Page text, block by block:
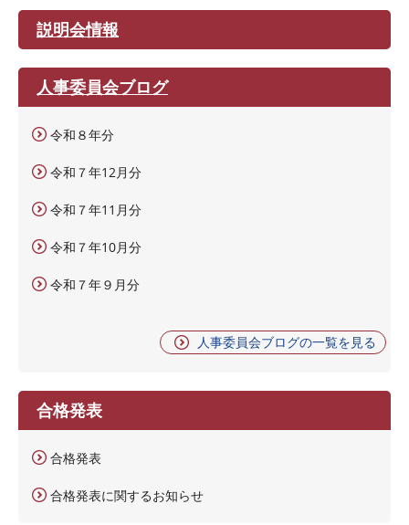
説明会情報
人事委員会ブログ
令和８年分
令和７年12月分
令和７年11月分
令和７年10月分
令和７年９月分
人事委員会ブログの一覧を見る
合格発表
合格発表
合格発表に関するお知らせ